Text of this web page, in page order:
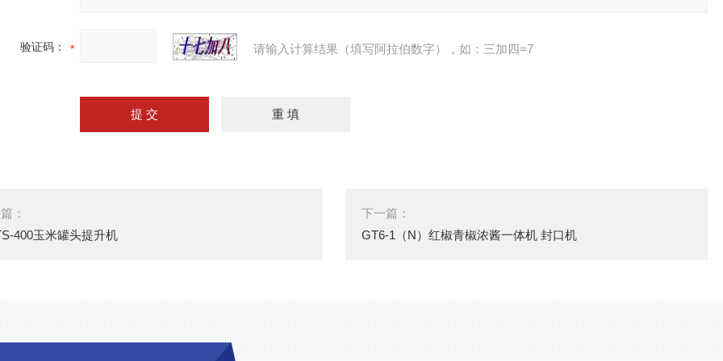
验证码： 请输入计算结果（填写阿拉伯数字），如：三加四=7
：
400玉米罐头提升机
下一篇：
GT6-1（N）红椒青椒浓酱一体机 封口机